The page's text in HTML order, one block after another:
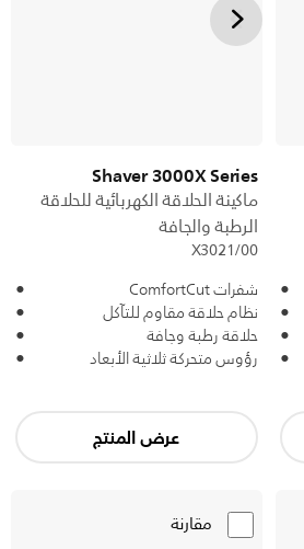
Shaver 3000X Series
ماكينة الحلاقة الكهربائية للحلاقة
الرطبة والجافة
X3021/00
شفرات ComfortCut
نظام حلاقة مقاوم للتآكل
حلاقة رطبة وجافة
رؤوس متحركة ثلاثية الأبعاد
عرض المنتج
مقارنة